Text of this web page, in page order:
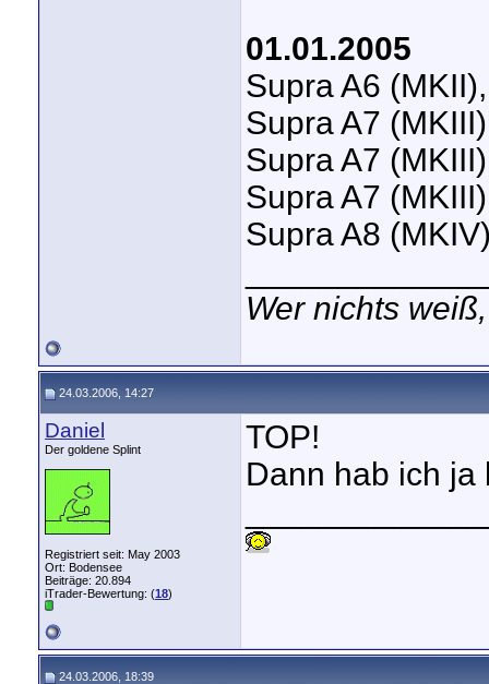
01.01.2005
Supra A6
Supra A7
Supra A7
Supra A7
Supra A8
Wer nichts
24.03.2006, 14:27
Daniel
Der goldene Splint
Registriert seit: May 2003
Ort: Bodensee
Beiträge: 20.894
iTrader-Bewertung: (18)
TOP!
Dann hab ich
24.03.2006, 18:39